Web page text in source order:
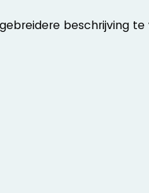
beschrijving